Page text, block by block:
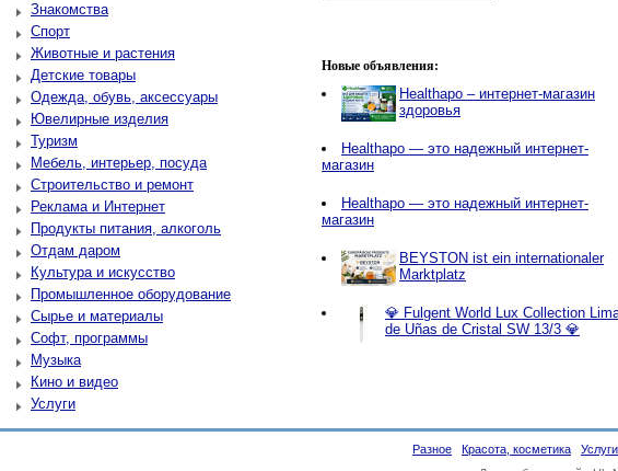
Знакомства
Спорт
Животные и растения
Детские товары
Одежда, обувь, аксессуары
Ювелирные изделия
Туризм
Мебель, интерьер, посуда
Строительство и ремонт
Реклама и Интернет
Продукты питания, алкоголь
Отдам даром
Культура и искусство
Промышленное оборудование
Сырье и материалы
Софт, программы
Музыка
Кино и видео
Услуги
Новые объявления:
Healthapo – интернет-магазин
здоровья
Healthapo — это надежный интернет-
магазин
Healthapo — это надежный интернет-
магазин
BEYSTON ist ein internationaler
Marktplatz
💎 Fulgent World Lux Collection
de Uñas de Cristal SW 13/3 💎
Разное Красота, косметика